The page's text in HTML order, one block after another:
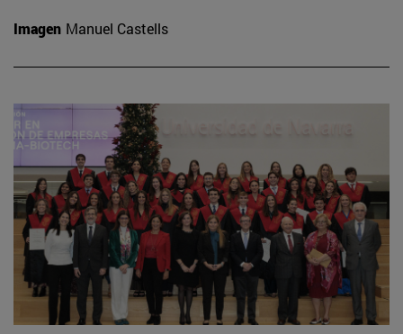
Imagen Manuel Castells